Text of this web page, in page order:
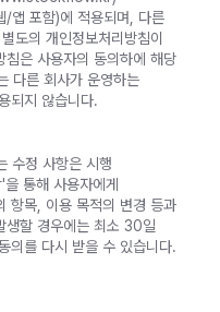
/앱 포함)에 적용되며, 다른
도의 개인정보처리방침이
침은 사용자의 동의하에 해당
다른 회사가 운영하는
되지 않습니다.
수정 사항은 시행
통해 사용자에게
항목, 이용 목적의 변경 등과
생할 경우에는 최소 30일
의를 다시 받을 수 있습니다.